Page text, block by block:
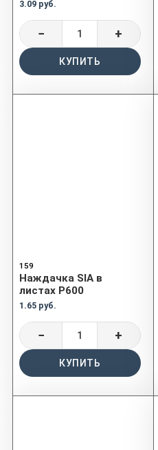
3.09 руб.
− +
КУПИТЬ
159
Наждачка SIA в
листах P600
1.65 руб.
− +
КУПИТЬ